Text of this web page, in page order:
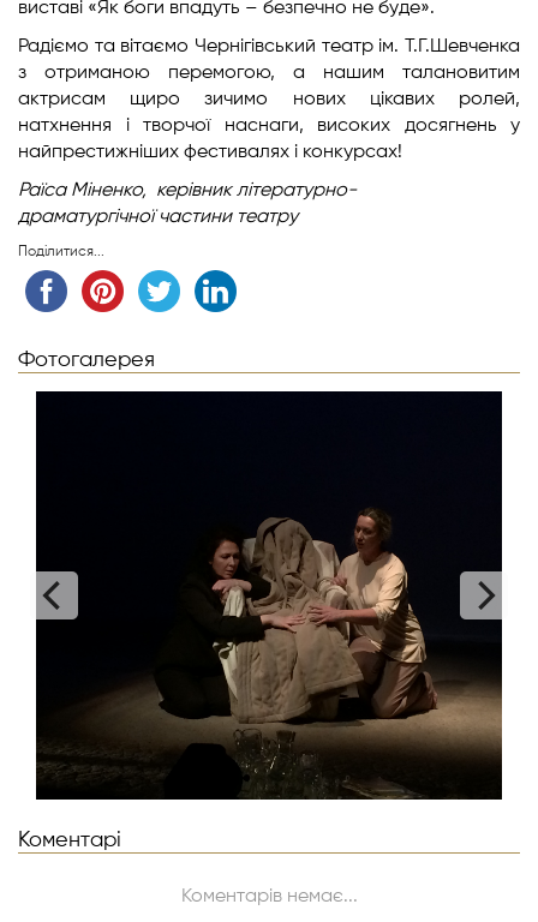
виставі «Як боги впадуть – безпечно не буде».
Радіємо та вітаємо Чернігівський театр ім. Т.Г.Шевченка
з отриманою перемогою, а нашим талановитим
актрисам щиро зичимо нових цікавих ролей,
натхнення і творчої наснаги, високих досягнень у
найпрестижніших фестивалях і конкурсах!
Раїса Міненко, керівник літературно-
драматургічноїчастини театру
Поділитися...
Фотогалерея
Коментарі
Коментарів немає...